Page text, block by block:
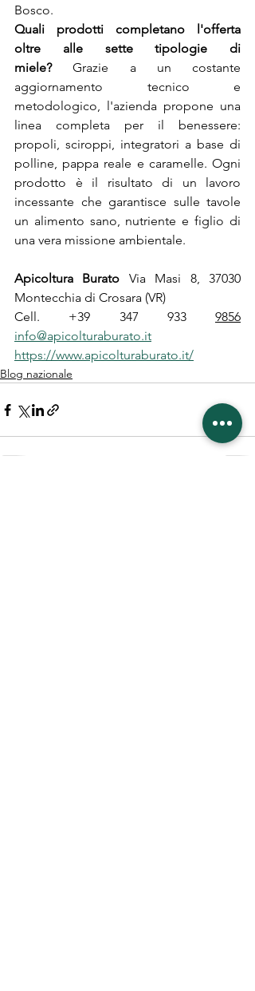
Bosco.
Quali prodotti completano l'offerta
oltre alle sette tipologie di
miele? Grazie a un costante
aggiornamento tecnico e
metodologico, l'azienda propone una
linea completa per il benessere:
propoli, sciroppi, integratori a base di
polline, pappa reale e caramelle. Ogni
prodotto è il risultato di un lavoro
incessante che garantisce sulle tavole
un alimento sano, nutriente e figlio di
una vera missione ambientale.
Apicoltura Burato Via Masi 8, 37030
Montecchia di Crosara (VR)
Cell. +39 347 933 9856
info@apicolturaburato.it
https://www.apicolturaburato.it/
Blog nazionale